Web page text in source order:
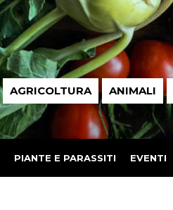
AGRICOLTURA ANIMALI
PIANTE E PARASSITI EVENTI